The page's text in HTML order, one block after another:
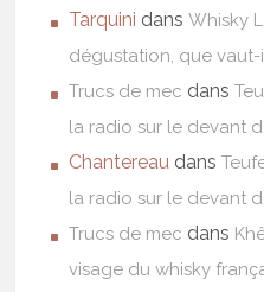
Tarquini dansWhisky
dégustation, que vaut-
Trucs de mec dans
la radio sur le devant
Chantereau dans
la radio sur le devant
Trucs de mec dans
visage du whisky